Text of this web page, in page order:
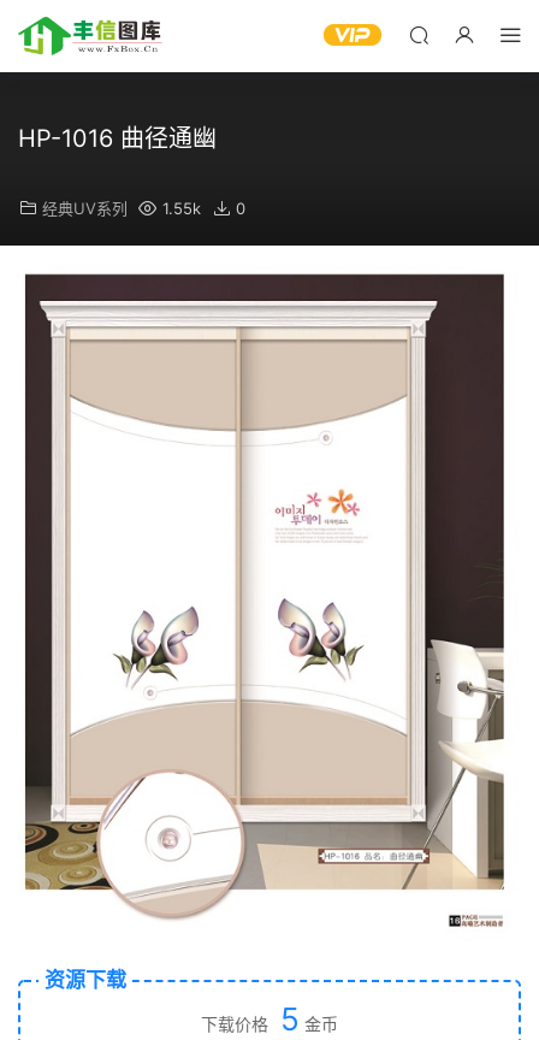
HP-1016 曲径通幽
经典UV系列 1.55k 0
资源下载
下载价格 5 金币